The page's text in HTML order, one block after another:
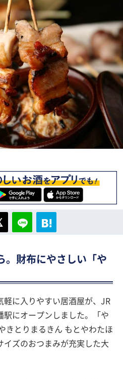
。財布にやさしい「や
軽に入りやすい居酒屋が、JR
駅にオープンしました。「や
きとりまるきん もとやわたほ
イズのおつまみが充実した大